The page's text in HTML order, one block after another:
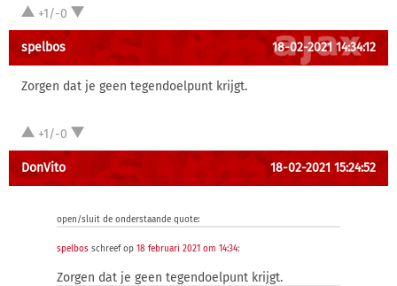
+1/-0
spelbos 18-02-2021 14:34:12
Zorgen dat je geen tegendoelpunt krijgt.
+1/-0
DonVito 18-02-2021 15:24:52
open/sluit de onderstaande quote:
spelbos schreef op 18 februari 2021 om 14:34:
Zorgen dat je geen tegendoelpunt krijgt.